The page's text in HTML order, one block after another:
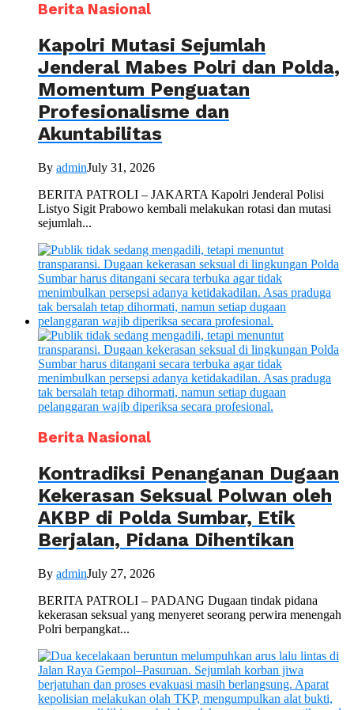
Berita Nasional
Kapolri Mutasi Sejumlah
Jenderal Mabes Polri dan Polda,
Momentum Penguatan
Profesionalisme dan
Akuntabilitas
By adminJuly 31, 2026
BERITA PATROLI – JAKARTA Kapolri Jenderal Polisi
Listyo Sigit Prabowo kembali melakukan rotasi dan mutasi
sejumlah...
Berita Nasional
Kontradiksi Penanganan Dugaan
Kekerasan Seksual Polwan oleh
AKBP di Polda Sumbar, Etik
Berjalan, Pidana Dihentikan
By adminJuly 27, 2026
BERITA PATROLI – PADANG Dugaan tindak pidana
kekerasan seksual yang menyeret seorang perwira menengah
Polri berpangkat...